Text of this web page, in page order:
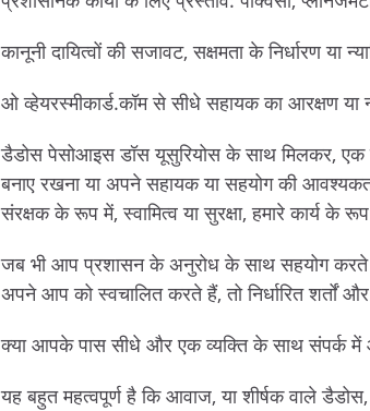
कानूनी दायित्वों की सजावट, सक्षमता के निर्धारण या
ओ व्हेयरस्मीकार्ड.कॉम से सीधे सहायक का आरक्षण
डैडोस पेसोआइस डॉस यूसुरियोस के साथ मिलकर, एक
बनाए रखना या अपने सहायक या सहयोग की
संरक्षक के रूप में, स्वामित्व या सुरक्षा, हमारे कार्य के
जब भी आप प्रशासन के अनुरोध के साथ सहयोग
अपने आप को स्वचालित करते हैं, तो निर्धारित शर्तों
क्या आपके पास सीधे और एक व्यक्ति के साथ संपर्क
यह बहुत महत्वपूर्ण है कि आवाज, या शीर्षक वाले